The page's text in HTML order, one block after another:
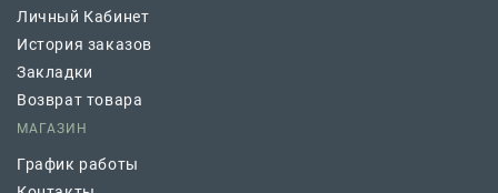
Личный Кабинет
История заказов
Закладки
Возврат товара
МАГАЗИН
График работы